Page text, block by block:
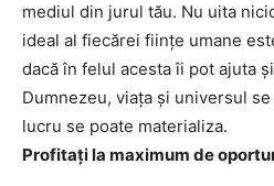
mediul din jurul tău. Nu uita
ideal al fiecărei ființe umane
dacă în felul acesta îi pot ajuta
Dumnezeu, viața și universul
lucru se poate materializa.
Profitați la maximum de